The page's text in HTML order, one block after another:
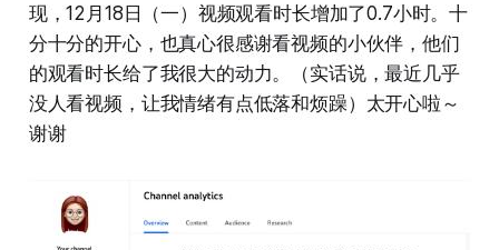
现，12月18日（一）视频观看时长增加了0.7小时。十
分十分的开心，也真心很感谢看视频的小伙伴，他们
的观看时长给了我很大的动力。（实话说，最近几乎
没人看视频，让我情绪有点低落和烦躁）太开心啦～
谢谢